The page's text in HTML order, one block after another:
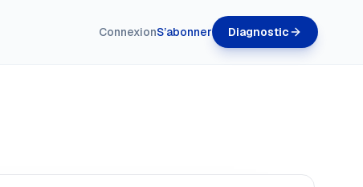
ConnexionS’abonner Diagnostic